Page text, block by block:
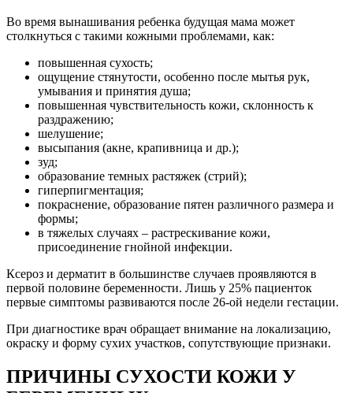
Во время вынашивания ребенка будущая мама может
столкнуться с такими кожными проблемами, как:
повышенная сухость;
ощущение стянутости, особенно после мытья рук,
умывания и принятия душа;
повышенная чувствительность кожи, склонность к
раздражению;
шелушение;
высыпания (акне, крапивница и др.);
зуд;
образование темных растяжек (стрий);
гиперпигментация;
покраснение, образование пятен различного размера и
формы;
в тяжелых случаях – растрескивание кожи,
присоединение гнойной инфекции.
Ксероз и дерматит в большинстве случаев проявляются в
первой половине беременности. Лишь у 25% пациенток
первые симптомы развиваются после 26-ой недели гестации.
При диагностике врач обращает внимание на локализацию,
окраску и форму сухих участков, сопутствующие признаки.
ПРИЧИНЫ СУХОСТИ КОЖИ У